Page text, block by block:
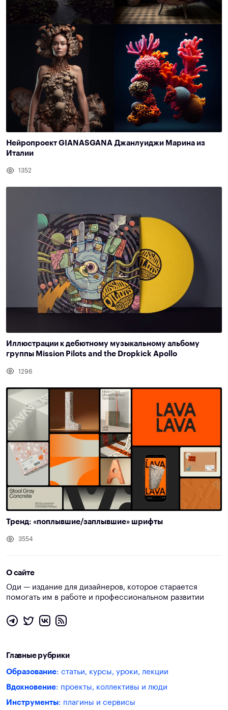
Нейропроект GIANASGANA Джанлуиджи Марина из
Италии
1352
Иллюстрации к дебютному музыкальному альбому
группы Mission Pilots and the Dropkick Apollo
1296
Тренд: «поплывшие/заплывшие» шрифты
3554
О сайте
Оди — издание для дизайнеров, которое старается
помогать им в работе и профессиональном развитии
Главные рубрики
Образование: статьи, курсы, уроки, лекции
Вдохновение: проекты, коллективы и люди
Инструменты: плагины и сервисы